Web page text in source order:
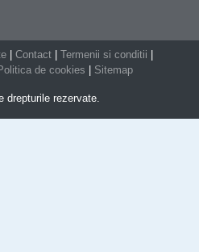
Contact Termenii si conditii
de cookies Sitemap
drepturile rezervate.